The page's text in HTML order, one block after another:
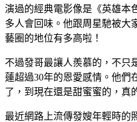
演過的經典電影像是《英雄本
多人會回味。他跟周星馳被大
藝圈的地位有多高啦！
不過發哥最讓人羨慕的，不只
蓮超過30年的恩愛感情。他們
了，到現在還是甜蜜蜜的，真
最近網路上流傳發嫂年輕時的